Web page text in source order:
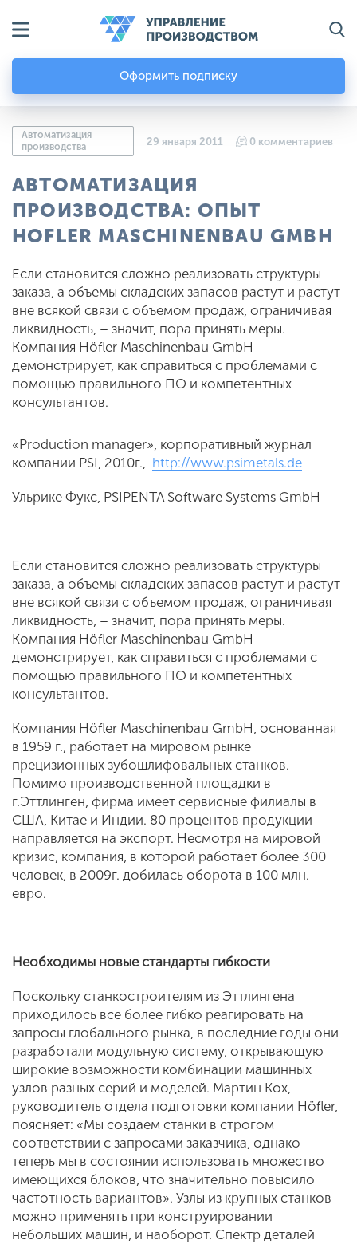
Оформить подписку
Автоматизация
производства
29 января 2011 0 комментариев
АВТОМАТИЗАЦИЯ
ПРОИЗВОДСТВА: ОПЫТ
HOFLER MASCHINENBAU GMBH
Если становится сложно реализовать структуры
заказа, а объемы складских запасов растут и растут
вне всякой связи с объемом продаж, ограничивая
ликвидность, – значит, пора принять меры.
Компания Höfler Maschinenbau GmbH
демонстрирует, как справиться с проблемами с
помощью правильного ПО и компетентных
консультантов.
«Production manager», корпоративный журнал
компании PSI, 2010г., http://www.psimetals.de
Ульрике Фукс, PSIPENTA Software Systems GmbH
Если становится сложно реализовать структуры
заказа, а объемы складских запасов растут и растут
вне всякой связи с объемом продаж, ограничивая
ликвидность, – значит, пора принять меры.
Компания Höfler Maschinenbau GmbH
демонстрирует, как справиться с проблемами с
помощью правильного ПО и компетентных
консультантов.
Компания Höfler Maschinenbau GmbH, основанная
в 1959 г., работает на мировом рынке
прецизионных зубошлифовальных станков.
Помимо производственной площадки в
г.Эттлинген, фирма имеет сервисные филиалы в
США, Китае и Индии. 80 процентов продукции
направляется на экспорт. Несмотря на мировой
кризис, компания, в которой работает более 300
человек, в 2009г. добилась оборота в 100 млн.
евро.
Необходимы новые стандарты гибкости
Поскольку станкостроителям из Эттлингена
приходилось все более гибко реагировать на
запросы глобального рынка, в последние годы они
разработали модульную систему, открывающую
широкие возможности комбинации машинных
узлов разных серий и моделей. Мартин Кох,
руководитель отдела подготовки компании Höfler,
поясняет: «Мы создаем станки в строгом
соответствии с запросами заказчика, однако
теперь мы в состоянии использовать множество
имеющихся блоков, что значительно повысило
частотность вариантов». Узлы из крупных станков
можно применять при конструировании
небольших машин, и наоборот. Спектр деталей